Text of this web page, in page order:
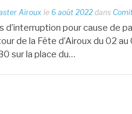
Airoux le 6 août 2022 dans
d’interruption pour cause de
de la Fête d’Airoux du 02
sur la place du…